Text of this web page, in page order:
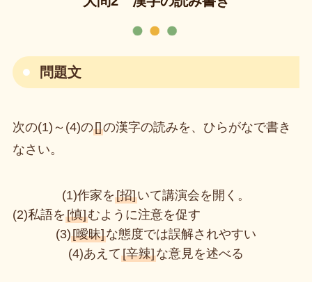
問題文
次の(1)～(4)の[]の漢字の読みを、ひらがなで書き
なさい。
(1)作家を [招]いて講演会を開く。
(2)私語を[慎]むように注意を促す
(3)[曖昧]な態度では誤解されやすい
(4)あえて [辛辣]な意見を述べる